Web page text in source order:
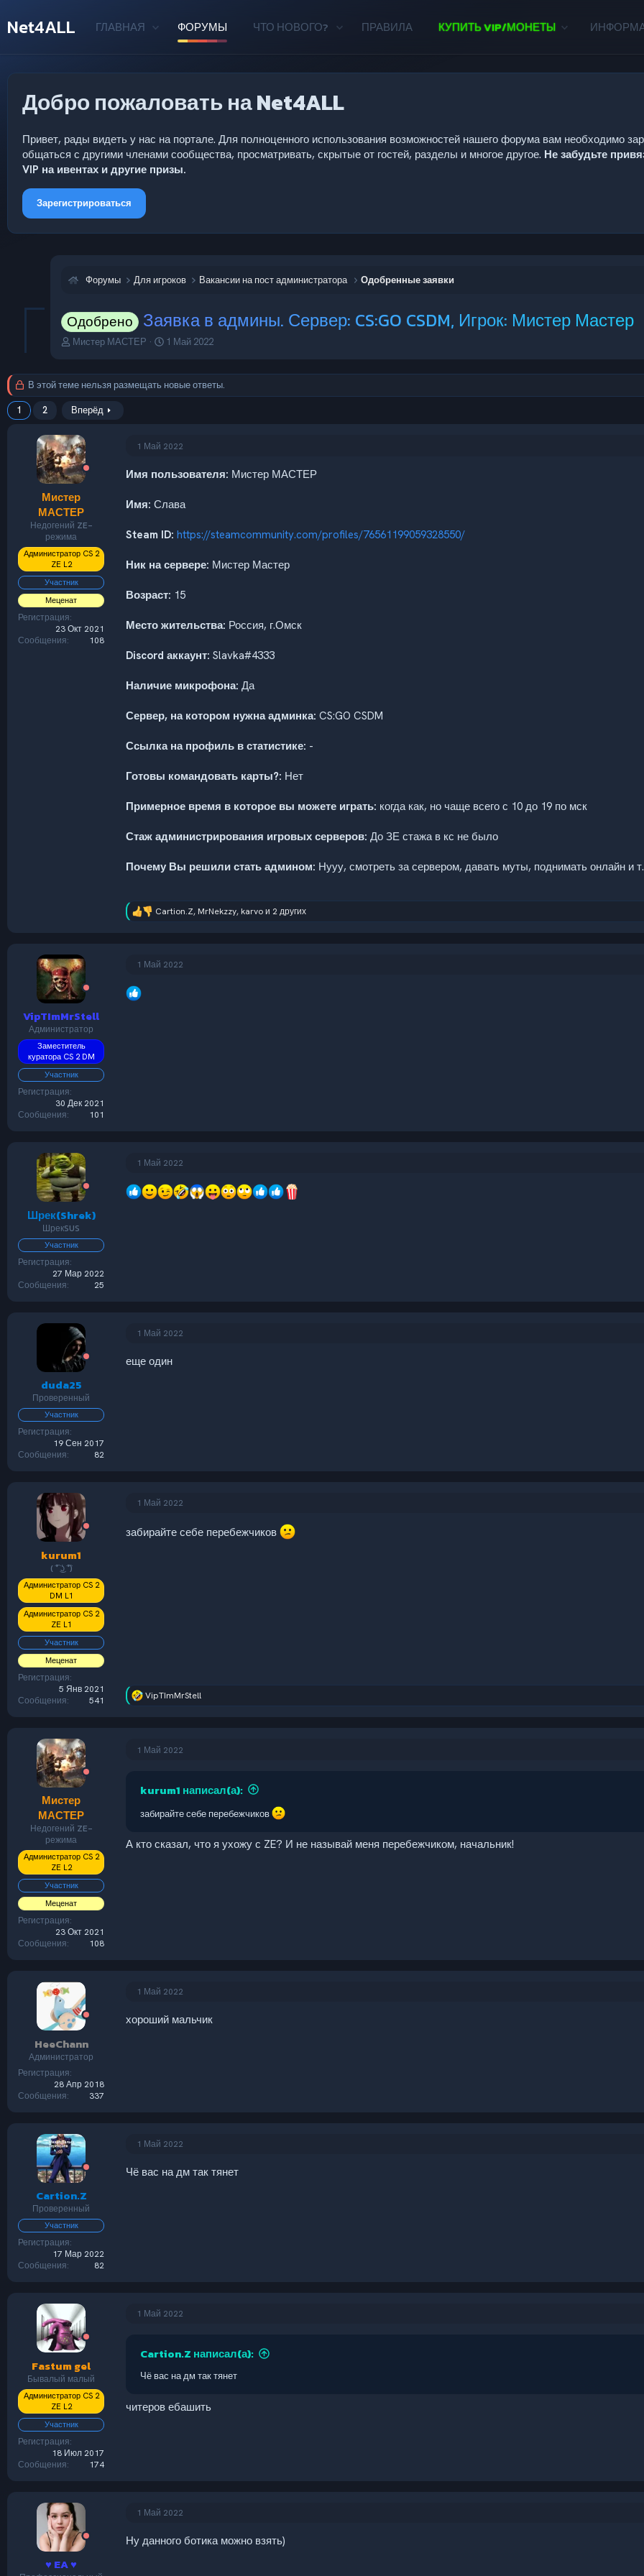
Net4ALL ГЛАВНАЯ ФОРУМЫ ЧТО НОВОГО? ПРАВИЛА КУПИТЬ VIP/МОНЕТЫ
Добро пожаловать на Net4ALL
Привет, рады видеть у нас на портале. Для полноценного использования возможностей нашего форума вам необходимо
общаться с другими членами сообщества, просматривать, скрытые от гостей, разделы и многое другое. Не забудьте
VIP на ивентах и другие призы.
Зарегистрироваться
Форумы Для игроков Вакансии на пост администратора Одобренные заявки
Одобрено Заявка в админы. Сервер: CS:GO CSDM, Игрок: Мистер Мастер
А
т
ы
Мистер МАСТЕР
Д
л
1 Май 2022
В этой теме нельзя размещать новые ответы.
1 2 Вперёд
Мистер
МАСТЕР
Недогений ZE-
режима
Администратор CS 2
ZE L2
Участник
Меценат
Регистрация
23 Окт 2021
Сообщения
108
1 Май 2022
Имя пользователя: Мистер МАСТЕР
Имя: Слава
Steam ID: https://steamcommunity.com/profiles/76561199059328550/
Ник на сервере: Мистер Мастер
Возраст: 15
Место жительства: Россия, г.Омск
Discord аккаунт: Slavka#4333
Наличие микрофона: Да
Сервер, на котором нужна админка: CS:GO CSDM
Ссылка на профиль в статистике: -
Готовы командовать карты?: Нет
Примерное время в которое вы можете играть: когда как, но чаще всего с 10 до 19 по мск
Стаж администрирования игровых серверов: До ЗЕ стажа в кс не было
Почему Вы решили стать админом: Нууу, смотреть за сервером, давать муты, поднимать онлайн и
Р
и
:
Cartion.Z, MrNekzzy, karvoи 2 других
VipTImMrStell
Администратор
Заместитель
куратора CS 2 DM
Участник
Регистрация
30 Дек 2021
Сообщения
101
1 Май 2022
Шрек(Shrek)
ШрекSUS
Участник
Регистрация
27 Мар 2022
Сообщения
25
1 Май 2022
duda25
Проверенный
Участник
Регистрация
19 Сен 2017
Сообщения
82
1 Май 2022
еще один
kurum1
( ͡° ͜ʖ ͡°)
Администратор CS 2
DM L1
Администратор CS 2
ZE L1
Участник
Меценат
Регистрация
5 Янв 2021
Сообщения
541
1 Май 2022
забирайте себе перебежчиков
Р
VipTImMrStell
Мистер
МАСТЕР
Недогений ZE-
режима
Администратор CS 2
ZE L2
Участник
Меценат
Регистрация
23 Окт 2021
Сообщения
108
1 Май 2022
kurum1 написал(а):
забирайте себе перебежчиков
А кто сказал, что я ухожу с ZE? И не называй меня перебежчиком, начальник!
HeeChann
Администратор
Регистрация
28 Апр 2018
Сообщения
337
1 Май 2022
хороший мальчик
Cartion.Z
Проверенный
Участник
Регистрация
17 Мар 2022
Сообщения
82
1 Май 2022
Чё вас на дм так тянет
Fastum gel
Бывалый малый
Администратор CS 2
ZE L2
Участник
Регистрация
18 Июл 2017
Сообщения
174
1 Май 2022
Cartion.Z написал(а):
Чё вас на дм так тянет
читеров ебашить
♥ EA ♥
1 Май 2022
Ну данного ботика можно взять)